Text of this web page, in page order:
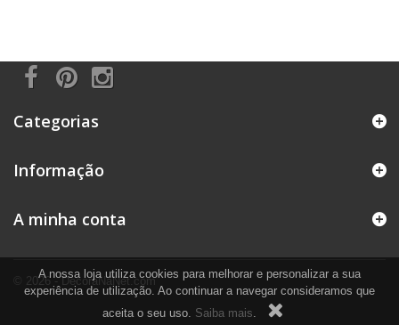
Categorias
Informação
© 2026 - DecoraNaNet.com
A minha conta
A nossa loja utiliza cookies para melhorar e personalizar a sua
experiência de utilização. Ao continuar a navegar consideramos que
aceita o seu uso. Saiba mais.